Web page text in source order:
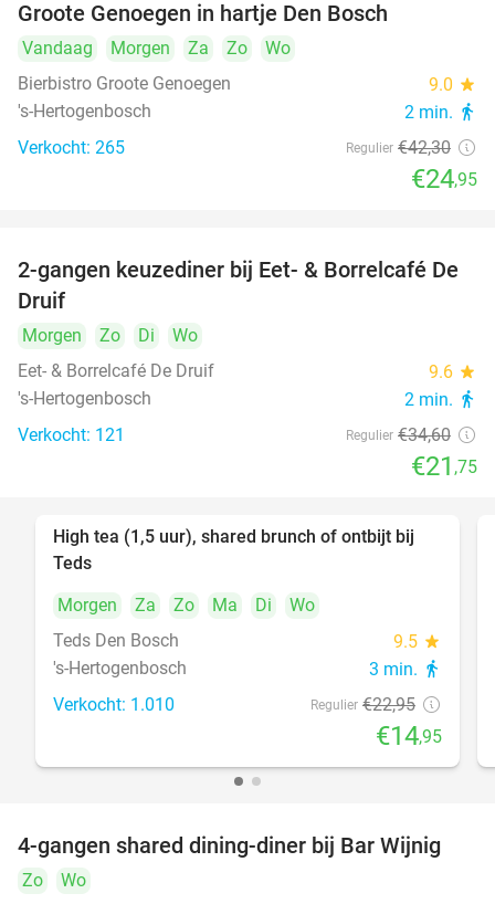
Groote Genoegen in hartje Den Bosch
Vandaag Morgen Za Zo
Wo
Bierbistro Groote Genoegen
9.0 star
's-Hertogenbosch 2 min. directions_walk
Verkocht: 265 Regulier €42,30
€24,95
37%
2-gangen keuzediner bij Eet- & Borrelcafé De
Druif
Morgen Zo Di
Wo
Eet- & Borrelcafé De Druif
9.6 star
's-Hertogenbosch 2 min. directions_walk
Verkocht: 121 Regulier €34,60
€21 ,75
35%
High tea (1,5 uur), shared brunch of ontbijt bij
Teds
Morgen
Za Zo Ma Di
Wo
Teds Den Bosch
9.5 star
's-Hertogenbosch 3 min. directions_walk
Verkocht: 1.010 Regulier €22,95
€14,95
45%
4-gangen shared dining-diner bij Bar Wijnig
Zo
Wo